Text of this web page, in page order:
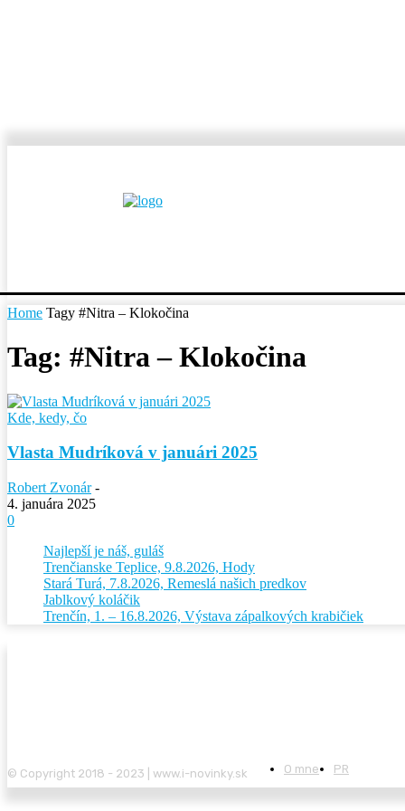
Home Tagy #Nitra – Klokočina
Tag: #Nitra – Klokočina
Kde, kedy, čo
Vlasta Mudríková v januári 2025
Robert Zvonár -
4. januára 2025
0
Najlepší je náš, guláš
Trenčianske Teplice, 9.8.2026, Hody
Stará Turá, 7.8.2026, Remeslá našich predkov
Jablkový koláčik
Trenčín, 1. – 16.8.2026, Výstava zápalkových krabičiek
© Copyright 2018 - 2023 | www.i-novinky.sk O mne PR